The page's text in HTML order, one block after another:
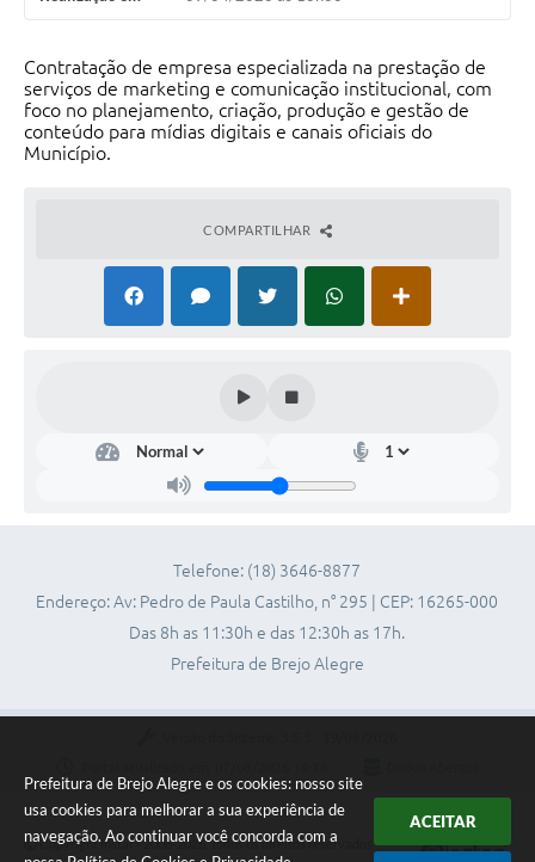
Prefeitura de Brejo Alegre e os cookies: nosso site
usa cookies para melhorar a sua experiência de
navegação. Ao continuar você concorda com a
ACEITAR
Diretorias
Contas Públicas
Telefones Úteis
Contratação de empresa especializada na prestação de
serviços de marketing e comunicação institucional, com
foco no planejamento, criação, produção e gestão de
conteúdo para mídias digitais e canais oficiais do
Município.
COMPARTILHAR
Telefone: (18) 3646-8877
Endereço: Av: Pedro de Paula Castilho, n° 295 | CEP: 16265-000
Das 8h as 11:30h e das 12:30h as 17h.
Prefeitura de Brejo Alegre
Copyright Instar - 2006-2026. Todos os direitos reservados -